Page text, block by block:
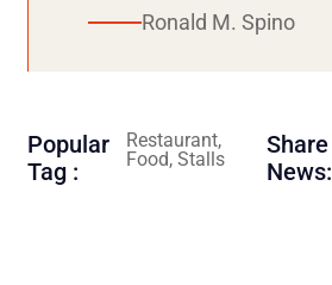
Ronald M. Spino
Popular
Tag :
Restaurant,
Food, Stalls
Share
News: